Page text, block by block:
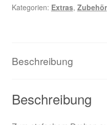
Kategorien: Extras, Zubehör
Beschreibung
Beschreibung